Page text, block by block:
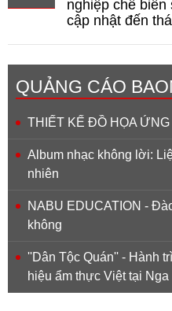
nghiệp chế
cập nhật đến
QUẢNG CÁO
THIẾT KẾ ĐỒ HỌA ỨNG
Album nhạc không lời:
nhiên
NABU EDUCATION -
không
''Dân Tộc Quán'' - Hành
hiệu ẩm thực Việt tại Nga